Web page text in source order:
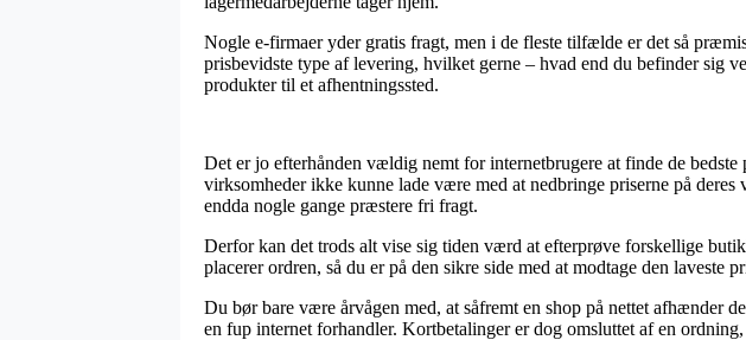
Nogle e-firmaer yder gratis fragt, men i de fleste tilfælde er det så
prisbevidste type af levering, hvilket gerne – hvad end du befinder sig
produkter til et afhentningssted.
Det er jo efterhånden vældig nemt for internetbrugere at finde de
virksomheder ikke kunne lade være med at nedbringe priserne på
endda nogle gange præstere fri fragt.
Derfor kan det trods alt vise sig tiden værd at efterprøve forskellige
placerer ordren, så du er på den sikre side med at modtage den laveste
Du bør bare være årvågen med, at såfremt en shop på nettet afhænder
en fup internet forhandler. Kortbetalinger er dog omsluttet af en